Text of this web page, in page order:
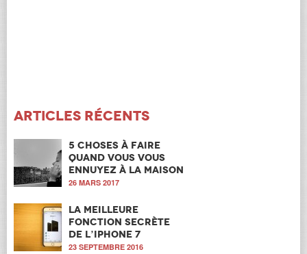
Articles récents
5 choses à faire
quand vous vous
ennuyez à la maison
26 MARS 2017
La meilleure
fonction secrète
de l’iPhone 7
23 SEPTEMBRE 2016